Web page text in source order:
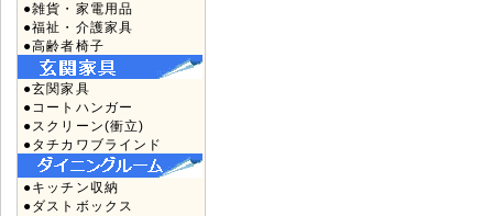
●雑貨・家電用品
●福祉・介護家具
●高齢者椅子
●玄関家具
●コートハンガー
●スクリーン(衝立)
●タチカワブラインド
●キッチン収納
●ダストボックス